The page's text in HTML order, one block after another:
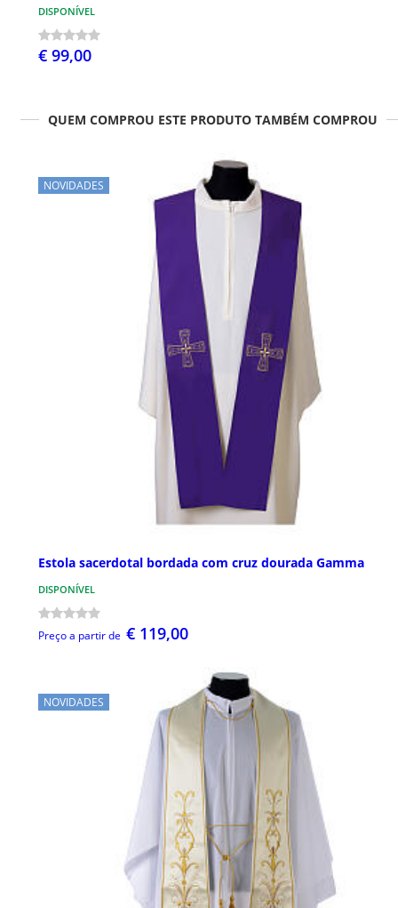
DISPONÍVEL
€ 99,00
QUEM COMPROU ESTE PRODUTO TAMBÉM COMPROU
NOVIDADES
Estola sacerdotal bordada com cruz dourada Gamma
DISPONÍVEL
Preço a partir de € 119,00
NOVIDADES